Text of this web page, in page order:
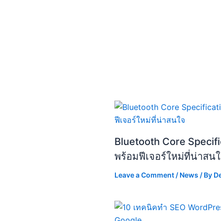
Bluetooth Core
พร้อมฟีเจอร์ใหม่ที่น่าสน
Leave a Comment / News / By